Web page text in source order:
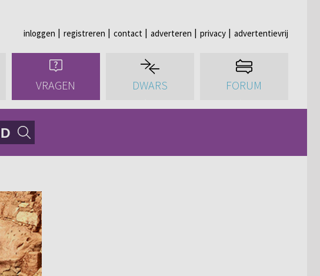
inloggen registreren contact adverteren privacy advertentievrij
VRAGEN DWARS FORUM